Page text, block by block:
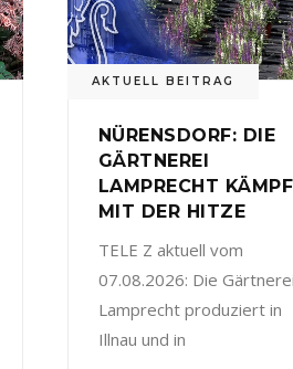
AKTUELL BEITRAG
NÜRENSDORF: DIE
GÄRTNEREI
LAMPRECHT
MIT DER HITZE
TELE Z aktuell vom
07.08.2026: Die
Lamprecht produziert in
Illnau und in